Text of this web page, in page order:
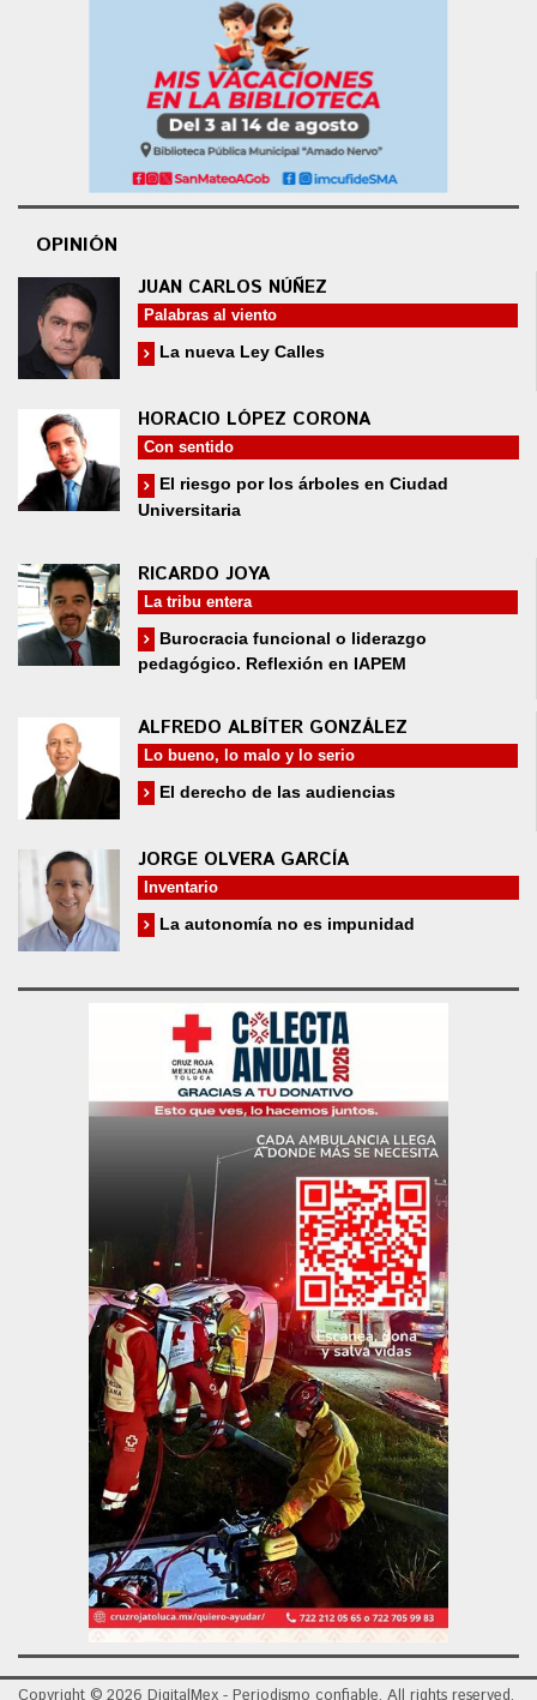
OPINIÓN
JUAN CARLOS NÚÑEZ
Palabras al viento
La nueva Ley Calles
HORACIO LÓPEZ CORONA
Con sentido
El riesgo por los árboles en Ciudad
Universitaria
RICARDO JOYA
La tribu entera
Burocracia funcional o liderazgo
pedagógico. Reflexión en IAPEM
ALFREDO ALBÍTER GONZÁLEZ
Lo bueno, lo malo y lo serio
El derecho de las audiencias
JORGE OLVERA GARCÍA
Inventario
La autonomía no es impunidad